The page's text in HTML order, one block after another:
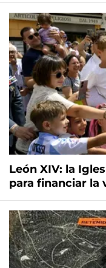
León XIV: la
para financiar la